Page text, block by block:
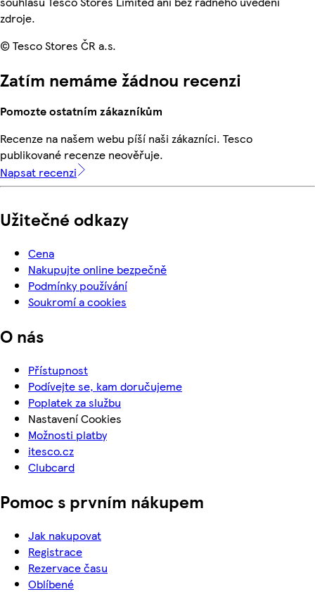
zdroje.
© Tesco Stores ČR a.s.
Zatím nemáme žádnou recenzi
Pomozte ostatním zákazníkům
Recenze na našem webu píší naši zákazníci. Tesco
publikované recenze neověřuje.
Napsat recenzi
Užitečné odkazy
Cena
Nakupujte online bezpečně
Podmínky používání
Soukromí a cookies
O nás
Přístupnost
Podívejte se, kam doručujeme
Poplatek za službu
Nastavení Cookies
Možnosti platby
itesco.cz
Clubcard
Pomoc s prvním nákupem
Jak nakupovat
Registrace
Rezervace času
Oblíbené